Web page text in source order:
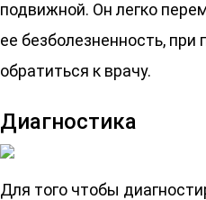
подвижной. Он легко
ее безболезненность,
обратиться к врачу.
Диагностика
Для того чтобы